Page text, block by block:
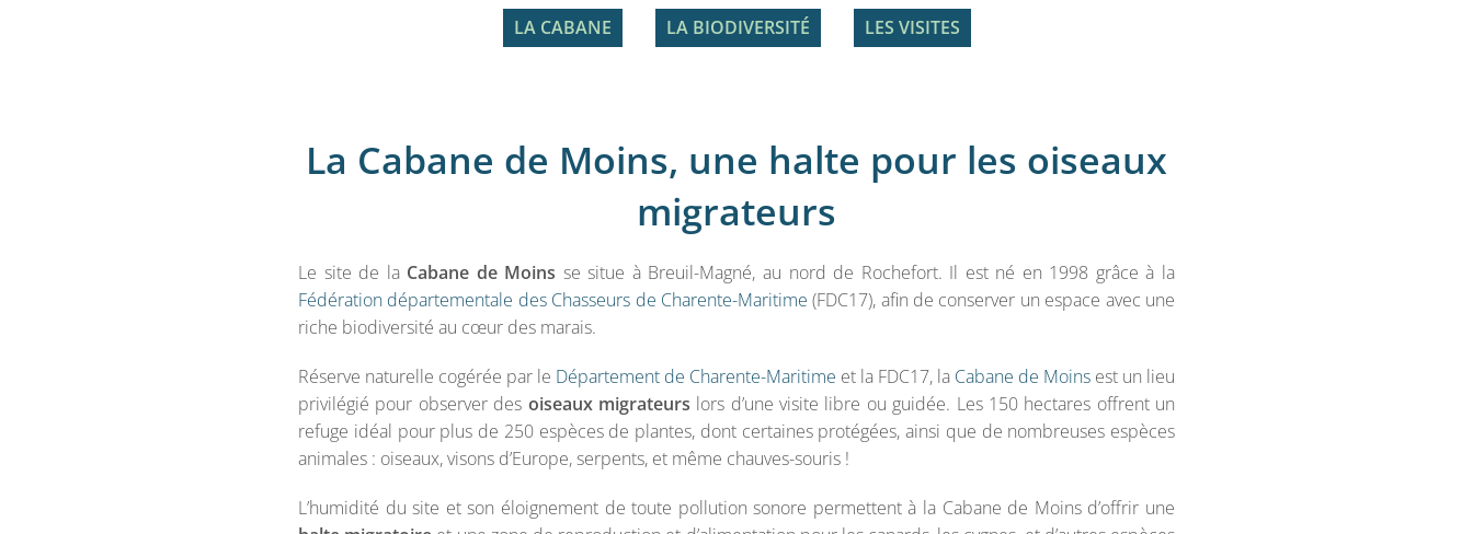
LA CABANE LA BIODIVERSITÉ LES VISITES
La Cabane de Moins, une halte pour les oiseaux
migrateurs
Le site de la Cabane de Moins se situe à Breuil-Magné, au nord de Rochefort. Il est né en 1998 grâce à la
Fédération départementale des Chasseurs de Charente-Maritime (FDC17), afin de conserver un espace avec une
riche biodiversité au cœur des marais.
Réserve naturelle cogérée par le Département de Charente-Maritime et la FDC17, la Cabane de Moins est un lieu
privilégié pour observer des oiseaux migrateurs lors d’une visite libre ou guidée. Les 150 hectares offrent un
refuge idéal pour plus de 250 espèces de plantes, dont certaines protégées, ainsi que de nombreuses espèces
animales : oiseaux, visons d’Europe, serpents, et même chauves-souris !
L’humidité du site et son éloignement de toute pollution sonore permettent à la Cabane de Moins d’offrir une